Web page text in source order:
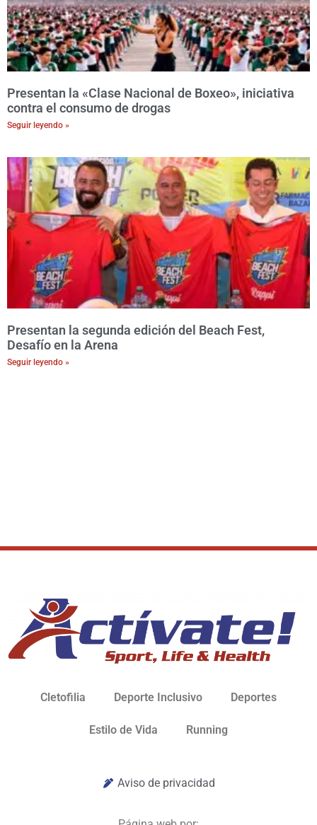
Presentan la «Clase Nacional de Boxeo», iniciativa
contra el consumo de drogas
Seguir leyendo »
Presentan la segunda edición del Beach Fest,
Desafío en la Arena
Seguir leyendo »
Cletofilia Deporte Inclusivo Deportes
Estilo de Vida Running
Aviso de privacidad